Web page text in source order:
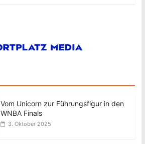
Vom Unicorn zur Führungsfigur in den
WNBA Finals
3. Oktober 2025